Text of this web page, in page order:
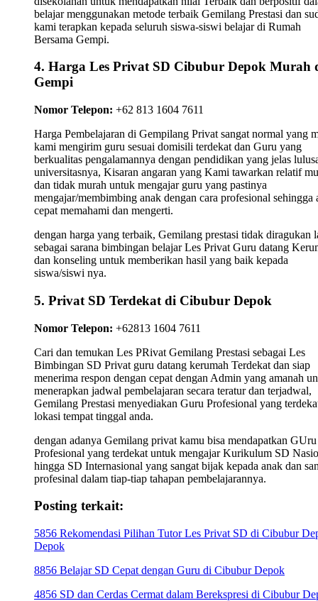
belajar menggunakan metode terbaik Gemilang Prestasi dan
kami terapkan kepada seluruh siswa-siswi belajar di Rumah
Bersama Gempi.
4. Harga Les Privat SD Cibubur Depok Murah
Gempi
Nomor Telepon: +62 813 1604 7611
Harga Pembelajaran di Gempilang Privat sangat normal yang
kami mengirim guru sesuai domisili terdekat dan Guru yang
berkualitas pengalamannya dengan pendidikan yang jelas
universitasnya, Kisaran angaran yang Kami tawarkan relatif
dan tidak murah untuk mengajar guru yang pastinya
mengajar/membimbing anak dengan cara profesional sehingga
cepat memahami dan mengerti.
dengan harga yang terbaik, Gemilang prestasi tidak diragukan
sebagai sarana bimbingan belajar Les Privat Guru datang
dan konseling untuk memberikan hasil yang baik kepada
siswa/siswi nya.
5. Privat SD Terdekat di Cibubur Depok
Nomor Telepon: +62813 1604 7611
Cari dan temukan Les PRivat Gemilang Prestasi sebagai Les
Bimbingan SD Privat guru datang kerumah Terdekat dan siap
menerima respon dengan cepat dengan Admin yang amanah
menerapkan jadwal pembelajaran secara teratur dan terjadwal,
Gemilang Prestasi menyediakan Guru Profesional yang
lokasi tempat tinggal anda.
dengan adanya Gemilang privat kamu bisa mendapatkan GUru
Profesional yang terdekat untuk mengajar Kurikulum SD
hingga SD Internasional yang sangat bijak kepada anak dan
profesinal dalam tiap-tiap tahapan pembelajarannya.
Posting terkait:
5856 Rekomendasi Pilihan Tutor Les Privat SD di Cibubur
Depok
8856 Belajar SD Cepat dengan Guru di Cibubur Depok
4856 SD dan Cerdas Cermat dalam Berekspresi di Cibubur